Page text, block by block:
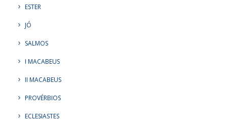
ESTER
JÓ
SALMOS
I MACABEUS
II MACABEUS
PROVÉRBIOS
ECLESIASTES